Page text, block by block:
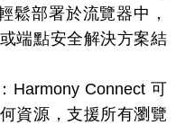
鬆部署於流覽器中，
端點安全解決方案結
：Harmony Connect 可
資源，支援所有瀏覽